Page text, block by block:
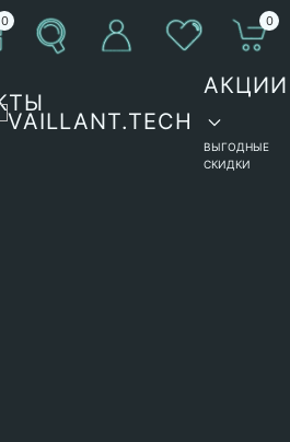
0 0
АКЦИИ
ВЫГОДНЫЕ
СКИДКИ